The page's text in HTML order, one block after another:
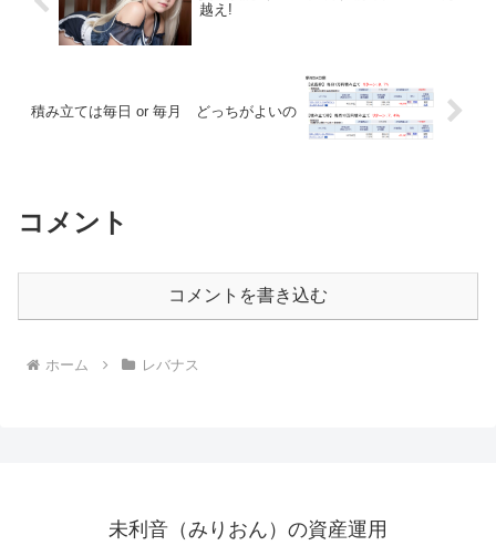
越え!
積み立ては毎日 or 毎月 どっちがよいの
コメント
コメントを書き込む
ホーム レバナス
未利音（みりおん）の資産運用